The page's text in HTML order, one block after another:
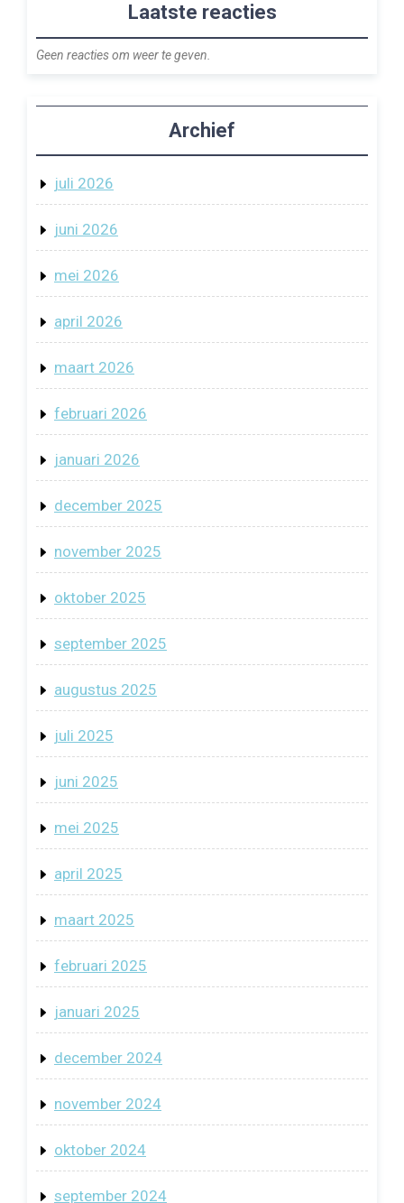
Laatste reacties
Geen reacties om weer te geven.
Archief
juli 2026
juni 2026
mei 2026
april 2026
maart 2026
februari 2026
januari 2026
december 2025
november 2025
oktober 2025
september 2025
augustus 2025
juli 2025
juni 2025
mei 2025
april 2025
maart 2025
februari 2025
januari 2025
december 2024
november 2024
oktober 2024
september 2024